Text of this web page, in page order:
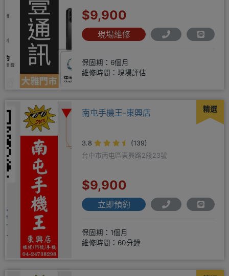
$9,900
現場維修
保固期：6個月
維修時間：現場評估
精選
南屯手機王-東興店
3.8
(139)
台中市南屯區東興路2段23號
$9,900
立即預約
保固期：1個月
維修時間：60分鐘